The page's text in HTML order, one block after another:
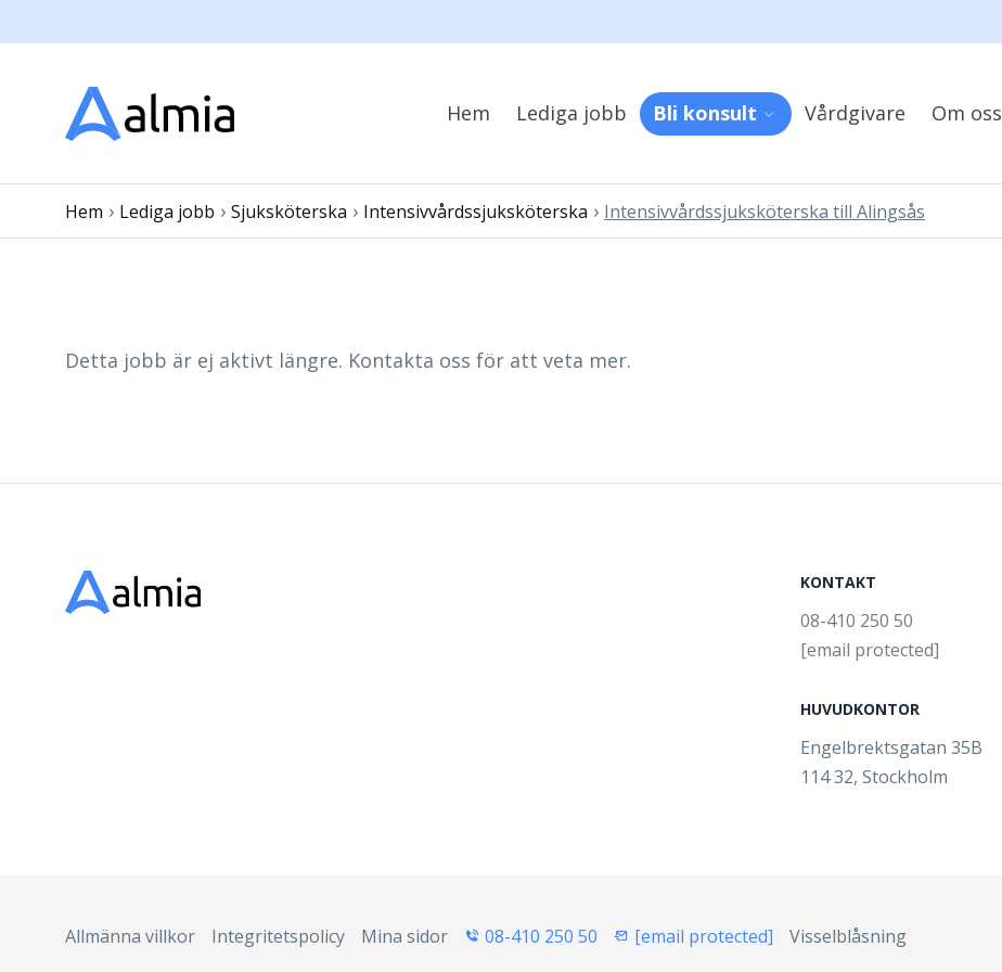
Hem Lediga jobb Bli konsult Vårdgivare Om oss
Hem › Lediga jobb › Sjuksköterska › Intensivvårdssjuksköterska › Intensivvårdssjuksköterska till Alingsås
Detta jobb är ej aktivt längre. Kontakta oss för att veta mer.
KONTAKT
08-410 250 50
[email protected]
HUVUDKONTOR
Engelbrektsgatan 35B
114 32, Stockholm
Allmänna villkor Integritetspolicy Mina sidor 08-410 250 50 [email protected] Visselblåsning